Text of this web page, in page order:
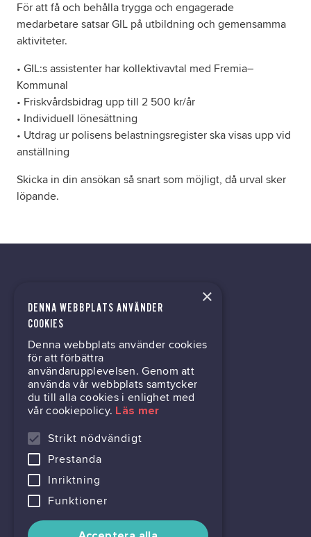
För att få och behålla trygga och engagerade
medarbetare satsar GIL på utbildning och gemensamma
aktiviteter.
• GIL:s assistenter har kollektivavtal med Fremia–
Kommunal
• Friskvårdsbidrag upp till 2 500 kr/år
• Individuell lönesättning
• Utdrag ur polisens belastningsregister ska visas upp vid
anställning
Skicka in din ansökan så snart som möjligt, då urval sker
löpande.
kontor@gil.se
031-63 64 80
Mölndalsvägen 30B
Box 24061
400 22 Göteborg
716444-6762
×
DENNA WEBBPLATS ANVÄNDER
COOKIES
Denna webbplats använder cookies
för att förbättra
användarupplevelsen. Genom att
använda vår webbplats samtycker
du till alla cookies i enlighet med
vår cookiepolicy. Läs mer
Strikt nödvändigt
Prestanda
Inriktning
Funktioner